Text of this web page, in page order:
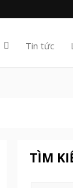
Tin tức
TÌM